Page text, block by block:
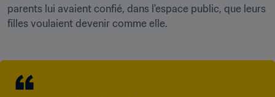
parents lui avaient confié, dans l'espace public, que leurs
filles voulaient devenir comme elle.